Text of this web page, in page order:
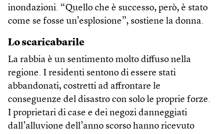
inondazioni. “Quello che è successo, però, è stato
come se fosse un’esplosione”, sostiene la donna.
Lo scaricabarile
La rabbia è un sentimento molto diffuso nella
regione. I residenti sentono di essere stati
abbandonati, costretti ad affrontare le
conseguenze del disastro con solo le proprie forze.
I proprietari di case e dei negozi danneggiati
dall’alluvione dell’anno scorso hanno ricevuto